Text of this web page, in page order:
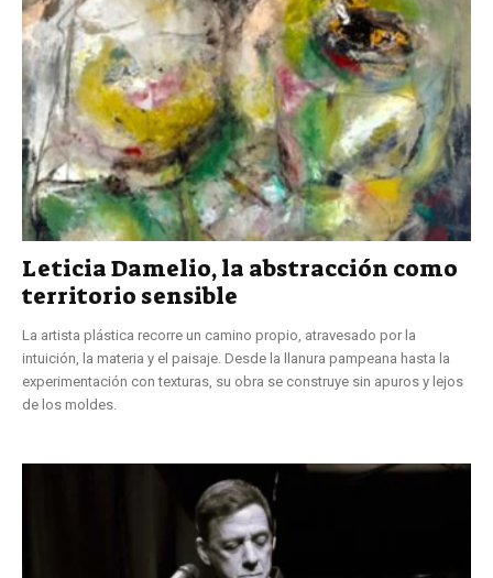
Leticia Damelio, la abstracción como
territorio sensible
La artista plástica recorre un camino propio, atravesado por la
intuición, la materia y el paisaje. Desde la llanura pampeana hasta la
experimentación con texturas, su obra se construye sin apuros y lejos
de los moldes.